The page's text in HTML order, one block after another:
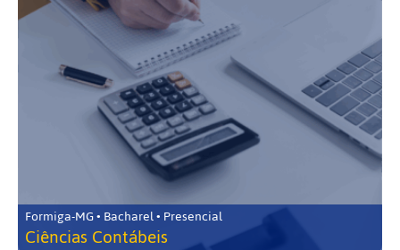
Formiga-MG • Bacharel • Presencial
Ciências Contábeis